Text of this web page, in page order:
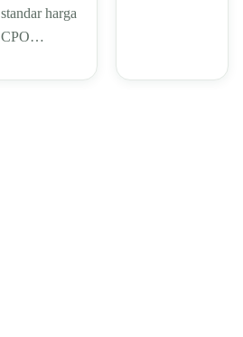
standar harga
CPO…